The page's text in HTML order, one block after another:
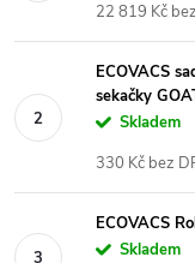
22 819 Kč
ECOVACS
sekačky
Skladem
330 Kč bez
ECOVACS
Skladem